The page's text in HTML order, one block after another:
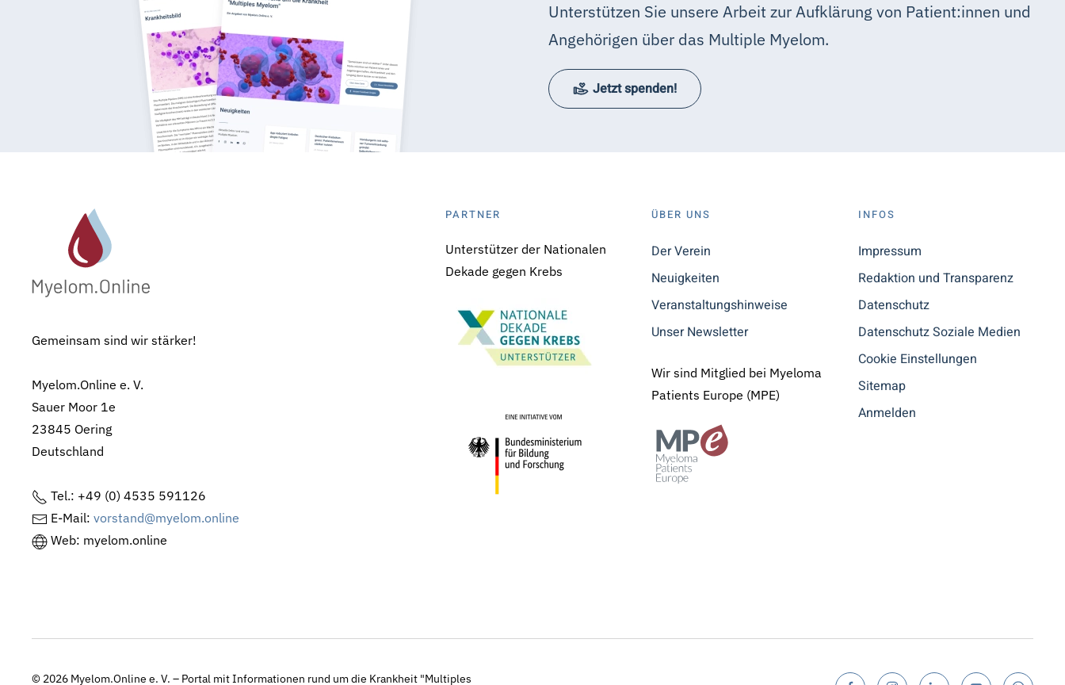
Unterstützen Sie unsere Arbeit zur Aufklärung von Patient:innen und
Angehörigen über das Multiple Myelom.
Jetzt spenden!
Gemeinsam sind wir stärker!
Myelom.Online e. V.
Sauer Moor 1e
23845 Oering
Deutschland
Tel.: +49 (0) 4535 591126
E-Mail: vorstand@myelom.online
Web: myelom.online
PARTNER
Unterstützer der Nationalen
Dekade gegen Krebs
ÜBER UNS
Der Verein
Neuigkeiten
Veranstaltungshinweise
Unser Newsletter
Wir sind Mitglied bei Myeloma
Patients Europe (MPE)
INFOS
Impressum
Redaktion und Transparenz
Datenschutz
Datenschutz Soziale Medien
Cookie Einstellungen
Sitemap
Anmelden
© 2026 Myelom.Online e. V. – Portal mit Informationen rund um die Krankheit "Multiples